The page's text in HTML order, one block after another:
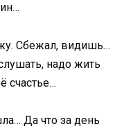
Сбежал, видишь…
надо жить
счастье…
Да что за день